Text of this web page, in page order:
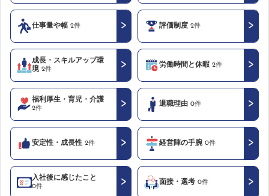
仕事量や幅 2件 評価制度 2件
成長・スキルアップ環
境 2件
労働時間と休暇 2件
福利厚生・育児・介護
2件
退職理由 0件
安定性・成長性 2件 経営陣の手腕 0件
入社後に感じたこと
0件
面接・選考 0件